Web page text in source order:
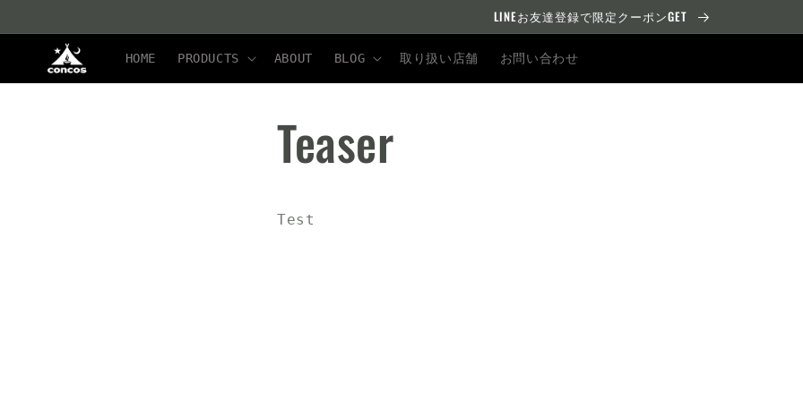
進む
LINEお友達登録で限定クーポンGET
HOME PRODUCTS ABOUT BLOG 取り扱い店舗 お問い合わせ
Teaser
Test